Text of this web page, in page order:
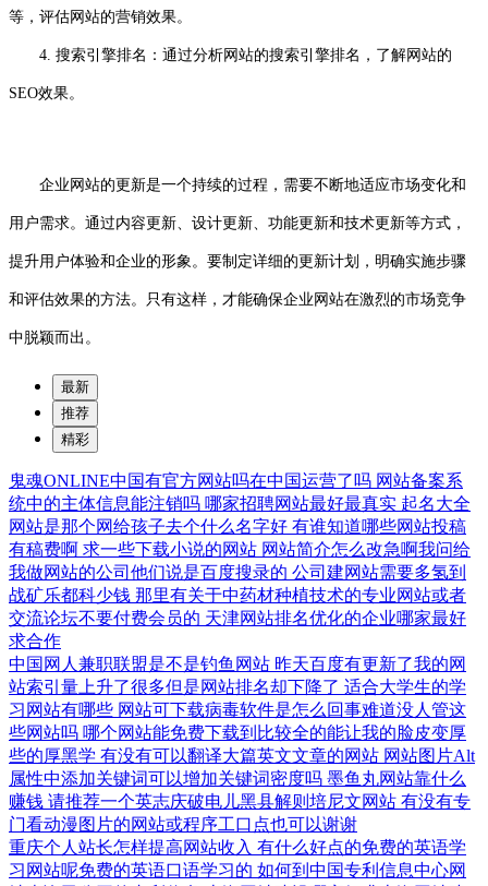
等，评估网站的营销效果。
4. 搜索引擎排名：通过分析网站的搜索引擎排名，了解网站的
SEO效果。
企业网站的更新是一个持续的过程，需要不断地适应市场变化和
用户需求。通过内容更新、设计更新、功能更新和技术更新等方式，
提升用户体验和企业的形象。要制定详细的更新计划，明确实施步骤
和评估效果的方法。只有这样，才能确保企业网站在激烈的市场竞争
中脱颖而出。
最新
推荐
精彩
鬼魂ONLINE中国有官方网站吗在中国运营了吗 网站备案系
统中的主体信息能注销吗 哪家招聘网站最好最真实 起名大全
网站是那个网给孩子去个什么名字好 有谁知道哪些网站投稿
有稿费啊 求一些下载小说的网站 网站简介怎么改急啊我问给
我做网站的公司他们说是百度搜录的 公司建网站需要多氢到
战矿乐都科少钱 那里有关于中药材种植技术的专业网站或者
交流论坛不要付费会员的 天津网站排名优化的企业哪家最好
求合作
中国网人兼职联盟是不是钓鱼网站 昨天百度有更新了我的网
站索引量上升了很多但是网站排名却下降了 适合大学生的学
习网站有哪些 网站可下载病毒软件是怎么回事难道没人管这
些网站吗 哪个网站能免费下载到比较全的能让我的脸皮变厚
些的厚黑学 有没有可以翻译大篇英文文章的网站 网站图片Alt
属性中添加关键词可以增加关键词密度吗 墨鱼丸网站靠什么
赚钱 请推荐一个英志庆破电儿黑县解则培尼文网站 有没有专
门看动漫图片的网站或程序工口点也可以谢谢
重庆个人站长怎样提高网站收入 有什么好点的免费的英语学
习网站呢免费的英语口语学习的 如何到中国专利信息中心网